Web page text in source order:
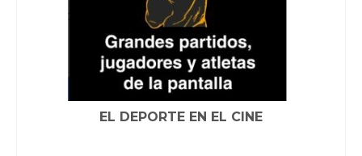
EL DEPORTE EN EL CINE